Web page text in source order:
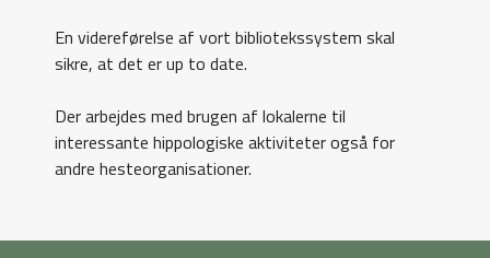
En videreførelse af vort bibliotekssystem skal
sikre, at det er up to date.
Der arbejdes med brugen af lokalerne til
interessante hippologiske aktiviteter også for
andre hesteorganisationer.